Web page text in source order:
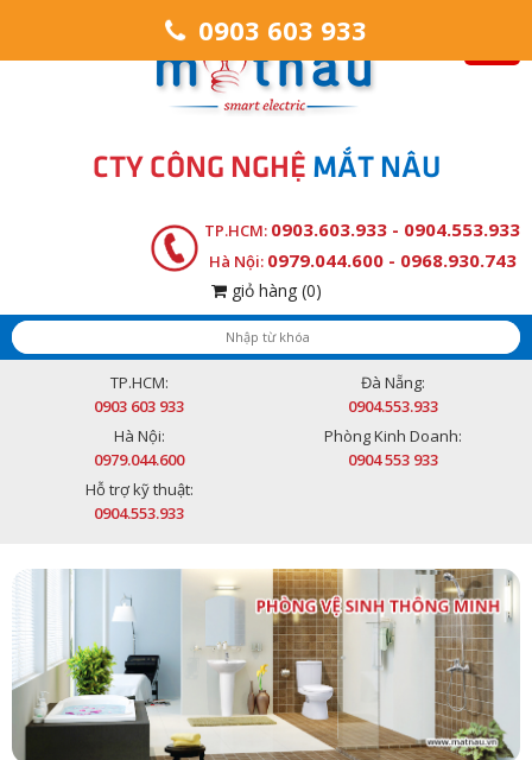
CTY CÔNG NGHỆ MẮT NÂU
TP.HCM: 0903.603.933 - 0904.553.933
Hà Nội: 0979.044.600 - 0968.930.743
giỏ hàng (0)
TP.HCM:
0903 603 933
Đà Nẵng:
0904.553.933
Hà Nội:
0979.044.600
Phòng Kinh Doanh:
0904 553 933
Hỗ trợ kỹ thuật:
0904.553.933
0903 603 933